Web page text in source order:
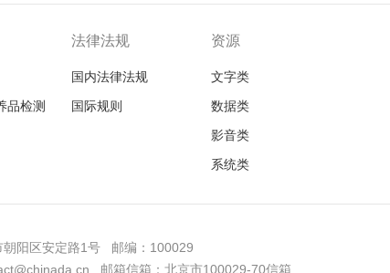
品检测
法律法规
国内法律法规
国际规则
资源
文字类
数据类
影音类
系统类
阳区安定路1号 邮编：100029
邮箱信箱：北京市100029-70信箱